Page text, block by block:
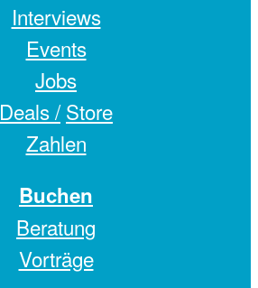
Interviews
Events
Jobs
Deals / Store
Zahlen
Buchen
Beratung
Vorträge